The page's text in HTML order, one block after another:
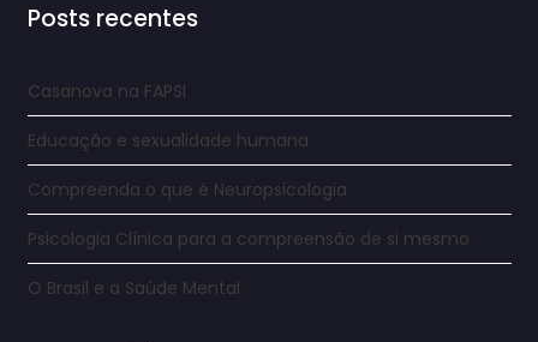
Posts recentes
Casanova na FAPSI
Educação e sexualidade humana
Compreenda o que é Neuropsicologia
Psicologia Clínica para a compreensão de si mesmo
O Brasil e a Saúde Mental